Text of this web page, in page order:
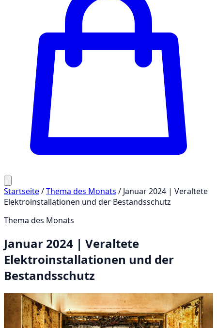
Startseite/Thema des Monats / Januar 2024 | Veraltete
Elektroinstallationen und der Bestandsschutz
Thema des Monats
Januar 2024 | Veraltete
Elektroinstallationen und der
Bestandsschutz